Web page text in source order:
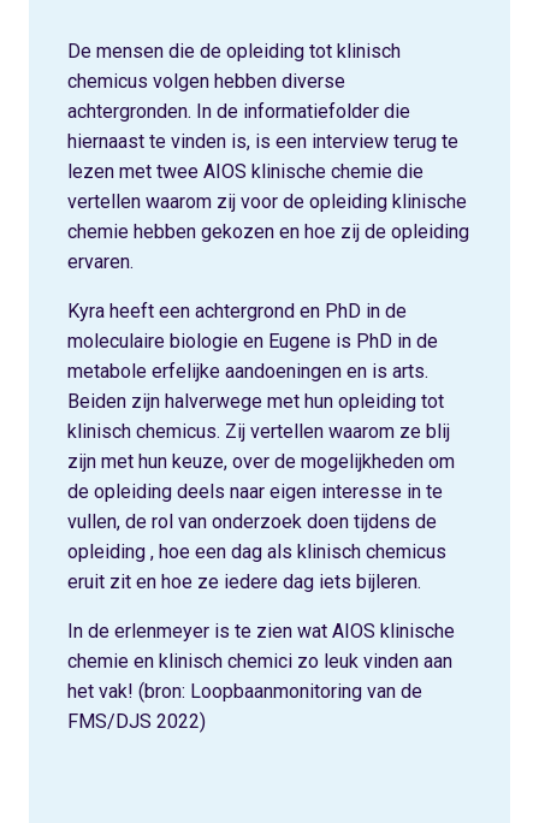
De mensen die de opleiding tot klinisch
chemicus volgen hebben diverse
achtergronden. In de informatiefolder die
hiernaast te vinden is, is een interview terug te
lezen met twee AIOS klinische chemie die
vertellen waarom zij voor de opleiding klinische
chemie hebben gekozen en hoe zij de opleiding
ervaren.
Kyra heeft een achtergrond en PhD in de
moleculaire biologie en Eugene is PhD in de
metabole erfelijke aandoeningen en is arts.
Beiden zijn halverwege met hun opleiding tot
klinisch chemicus. Zij vertellen waarom ze blij
zijn met hun keuze, over de mogelijkheden om
de opleiding deels naar eigen interesse in te
vullen, de rol van onderzoek doen tijdens de
opleiding , hoe een dag als klinisch chemicus
eruit zit en hoe ze iedere dag iets bijleren.
In de erlenmeyer is te zien wat AIOS klinische
chemie en klinisch chemici zo leuk vinden aan
het vak! (bron: Loopbaanmonitoring van de
FMS/DJS 2022)